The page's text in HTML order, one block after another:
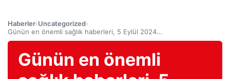
Haberler›Uncategorized›
Günün en önemli sağlık haberleri, 5 Eylül 2024…
Günün en önemli